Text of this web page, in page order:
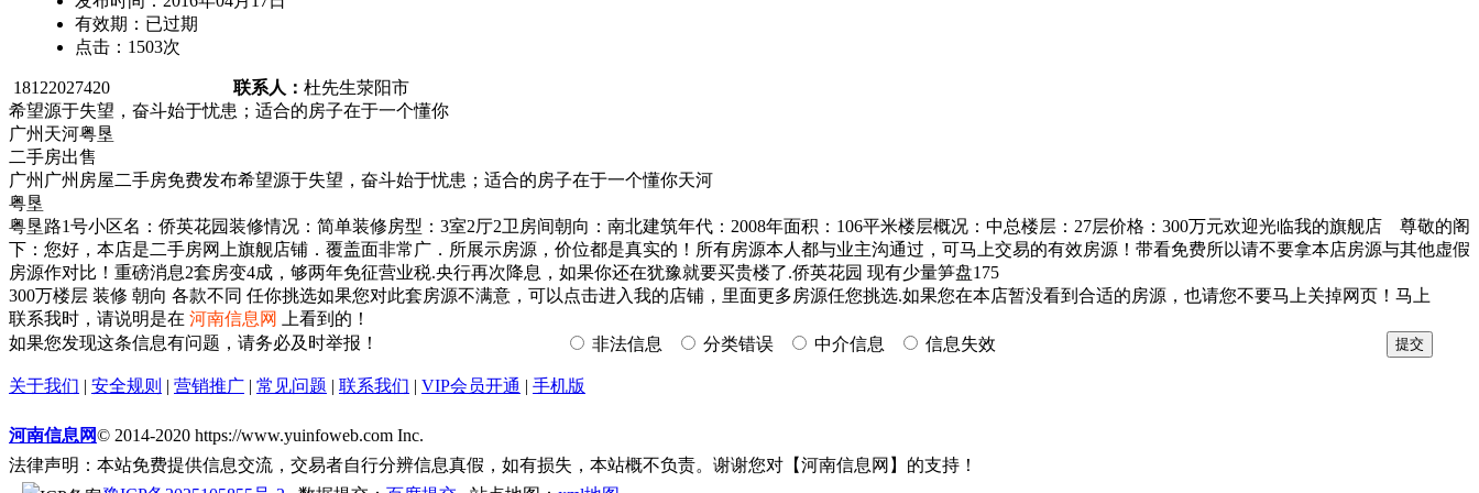
有效期： 已过期
点击： 1503次
18122027420 联系人： 杜先生荥阳市
希望源于失望，奋斗始于忧患；适合的房子在于一个懂你
广州天河粤垦
二手房出售
广州广州房屋二手房免费发布希望源于失望，奋斗始于忧患；适合的房子在于一个懂你天河
粤垦
粤垦路1号小区名：侨英花园装修情况：简单装修房型：3室2厅2卫房间朝向：南北建筑年代：2008年面积：106平米楼层概况：中总楼层：27层价格：300万元欢迎光临我的旗舰店 尊敬的阁
下：您好，本店是二手房网上旗舰店铺．覆盖面非常广．所展示房源，价位都是真实的！所有房源本人都与业主沟通过，可马上交易的有效房源！带看免费所以请不要拿本店房源与其他虚假
房源作对比！重磅消息2套房变4成，够两年免征营业税.央行再次降息，如果你还在犹豫就要买贵楼了.侨英花园 现有少量笋盘175
300万楼层 装修 朝向 各款不同 任你挑选如果您对此套房源不满意，可以点击进入我的店铺，里面更多房源任您挑选.如果您在本店暂没看到合适的房源，也请您不要马上关掉网页！马上
联系我时，请说明是在 河南信息网
上看到的！
如果您发现这条信息有问题，请务必及时举报！
非法信息 分类错误 中介信息 信息失效
关于我们 | 安全规则 | 营销推广 | 常见问题 | 联系我们 | VIP会员开通 | 手机版
河南信息网© 2014-2020 https://www.yuinfoweb.com Inc.
法律声明：本站免费提供信息交流，交易者自行分辨信息真假，如有损失，本站概不负责。谢谢您对【河南信息网】的支持！